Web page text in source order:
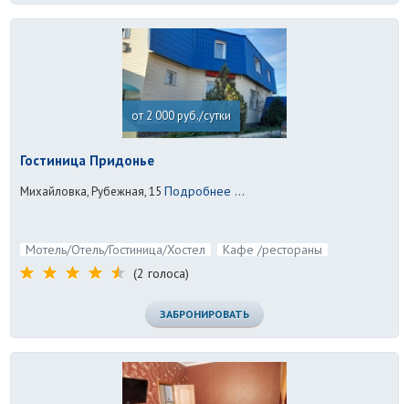
от 2 000 руб./сутки
Гостиница Придонье
Михайловка, Рубежная, 15 Подробнее ...
Мотель/Отель/Гостиница/Хостел
Кафе /рестораны
(2 голоса)
ЗАБРОНИРОВАТЬ